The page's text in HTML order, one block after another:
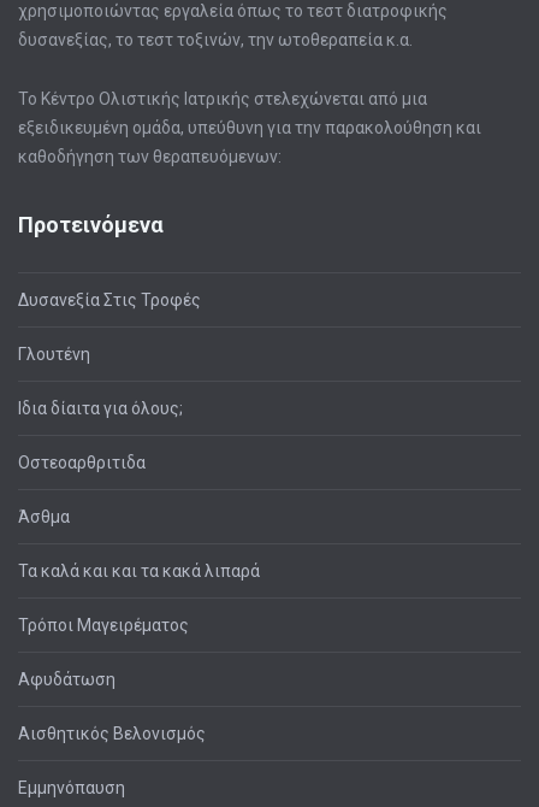
χρησιμοποιώντας εργαλεία όπως το τεστ διατροφικής
δυσανεξίας, το τεστ τοξινών, την ωτοθεραπεία κ.α.
Το Κέντρο Ολιστικής Ιατρικής στελεχώνεται από μια
εξειδικευμένη ομάδα, υπεύθυνη για την παρακολούθηση και
καθοδήγηση των θεραπευόμενων:
Προτεινόμενα
Δυσανεξία Στις Τροφές
Γλουτένη
Ιδια δίαιτα για όλους;
Οστεοαρθριτιδα
Άσθμα
Τα καλά και και τα κακά λιπαρά
Τρόποι Μαγειρέματος
Αφυδάτωση
Αισθητικός Βελονισμός
Εμμηνόπαυση